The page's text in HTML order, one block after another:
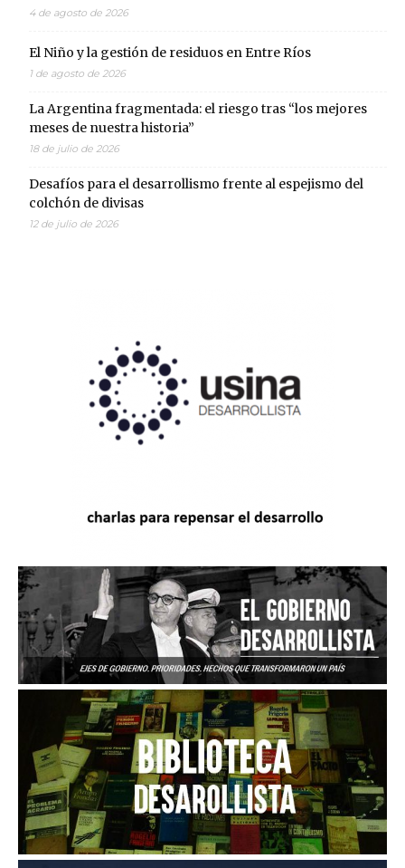
4 de agosto de 2026
El Niño y la gestión de residuos en Entre Ríos
1 de agosto de 2026
La Argentina fragmentada: el riesgo tras “los mejores
meses de nuestra historia”
18 de julio de 2026
Desafíos para el desarrollismo frente al espejismo del
colchón de divisas
12 de julio de 2026